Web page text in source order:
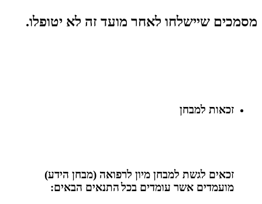
מסמכים שיישלחו לאחר מועד זה לא יטופלו.
זכאות למבחן
זכאים לגשת למבחן מיון לרפואה (מבחן הידע)
מועמדים אשר עומדים בכלהתנאים הבאים: